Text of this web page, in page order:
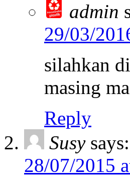
admin
29/03/
silahkan
masing
Reply
Susy says:
28/07/2015